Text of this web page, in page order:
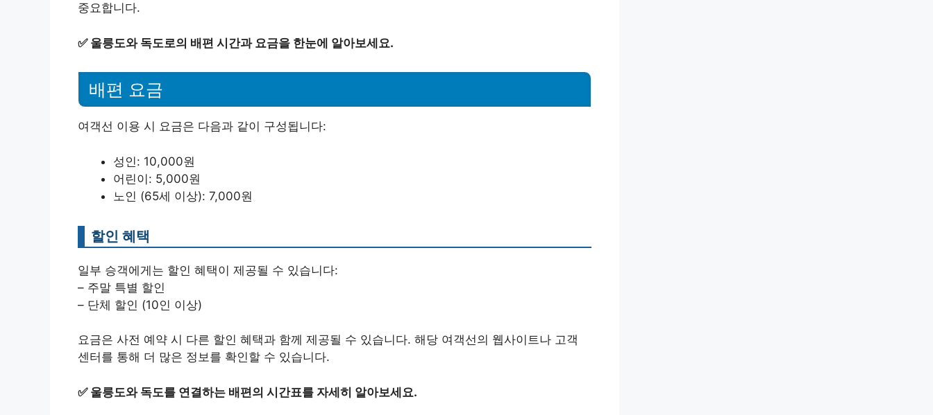
중요합니다.
✅ 울릉도와 독도로의 배편 시간과 요금을 한눈에 알아보세요.
배편 요금
여객선 이용 시 요금은 다음과 같이 구성됩니다:
성인: 10,000원
어린이: 5,000원
노인 (65세 이상): 7,000원
할인 혜택
일부 승객에게는 할인 혜택이 제공될 수 있습니다:
– 주말 특별 할인
– 단체 할인 (10인 이상)
요금은 사전 예약 시 다른 할인 혜택과 함께 제공될 수 있습니다. 해당 여객선의 웹사이트나 고객
센터를 통해 더 많은 정보를 확인할 수 있습니다.
✅ 울릉도와 독도를 연결하는 배편의 시간표를 자세히 알아보세요.